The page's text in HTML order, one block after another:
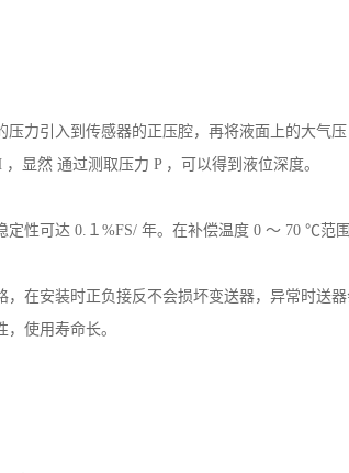
压力引入到传感器的正压腔，再将液面上的大气
显然 通过测取压力 P ，可以得到液位深度。
性可达 0.１%FS/ 年。在补偿温度 0 ～ 70 ℃范
在安装时正负接反不会损坏变送器，异常时送器
使用寿命长。